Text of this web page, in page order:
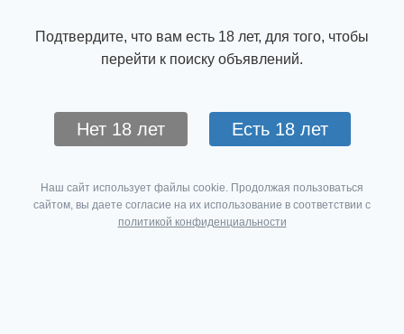
Подтвердите, что вам есть 18 лет, для того, чтобы
перейти к поиску объявлений.
Нет 18 лет Есть 18 лет
Наш сайт использует файлы cookie. Продолжая пользоваться
сайтом, вы даете согласие на их использование в соответствии с
политикой конфиденциальности